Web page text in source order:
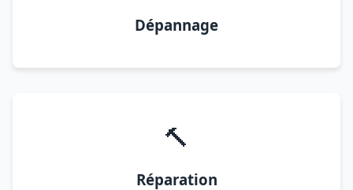
Dépannage
🔨
Réparation